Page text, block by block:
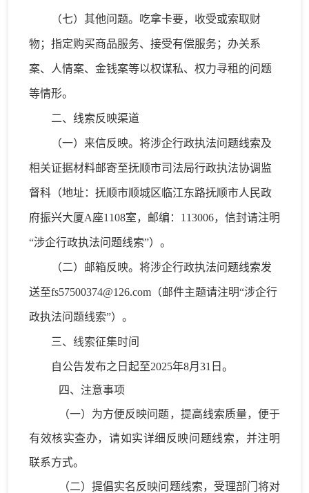
（七）其他问题。吃拿卡要，收受或索取财
物；指定购买商品服务、接受有偿服务；办关系
案、人情案、金钱案等以权谋私、权力寻租的问题
等情形。
二、线索反映渠道
（一）来信反映。将涉企行政执法问题线索及
相关证据材料邮寄至抚顺市司法局行政执法协调监
督科（地址：抚顺市顺城区临江东路抚顺市人民政
府振兴大厦A座1108室，邮编：113006，信封请注明
“涉企行政执法问题线索”）。
（二）邮箱反映。将涉企行政执法问题线索发
送至fs57500374@126.com（邮件主题请注明“涉企行
政执法问题线索”）。
三、线索征集时间
自公告发布之日起至2025年8月31日。
四、 注意事项
（一） 为方便反映问题，提高线索质量，便于
有效核实查办，请如实详细反映问题线索，并注明
联系方式。
（二）提倡实名反映问题线索，受理部门将对